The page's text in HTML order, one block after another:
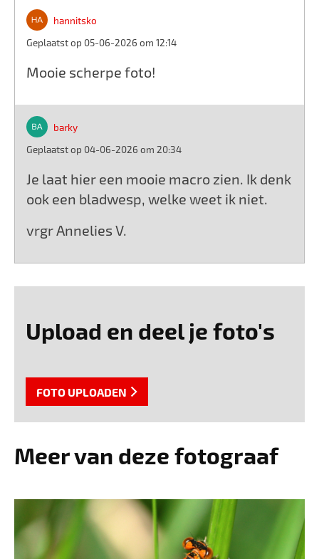
hannitsko
Geplaatst op 05-06-2026 om 12:14
Mooie scherpe foto!
barky
Geplaatst op 04-06-2026 om 20:34
Je laat hier een mooie macro zien. Ik denk
ook een bladwesp, welke weet ik niet.
vrgr Annelies V.
Upload en deel je foto's
FOTO UPLOADEN
Meer van deze fotograaf